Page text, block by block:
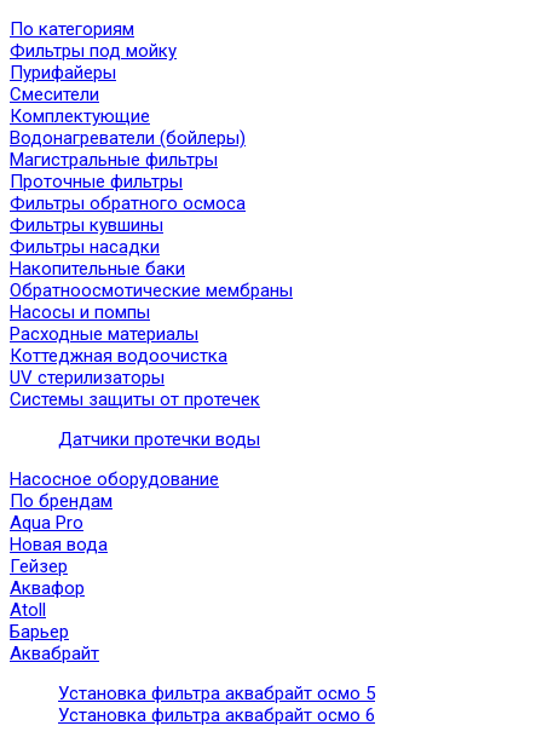
По категориям
Фильтры под мойку
Пурифайеры
Смесители
Комплектующие
Водонагреватели (бойлеры)
Магистральные фильтры
Проточные фильтры
Фильтры обратного осмоса
Фильтры кувшины
Фильтры насадки
Накопительные баки
Обратноосмотические мембраны
Насосы и помпы
Расходные материалы
Коттеджная водоочистка
UV стерилизаторы
Системы защиты от протечек
Датчики протечки воды
Насосное оборудование
По брендам
Aqua Pro
Новая вода
Гейзер
Аквафор
Atoll
Барьер
Аквабрайт
Установка фильтра аквабрайт осмо 5
Установка фильтра аквабрайт осмо 6